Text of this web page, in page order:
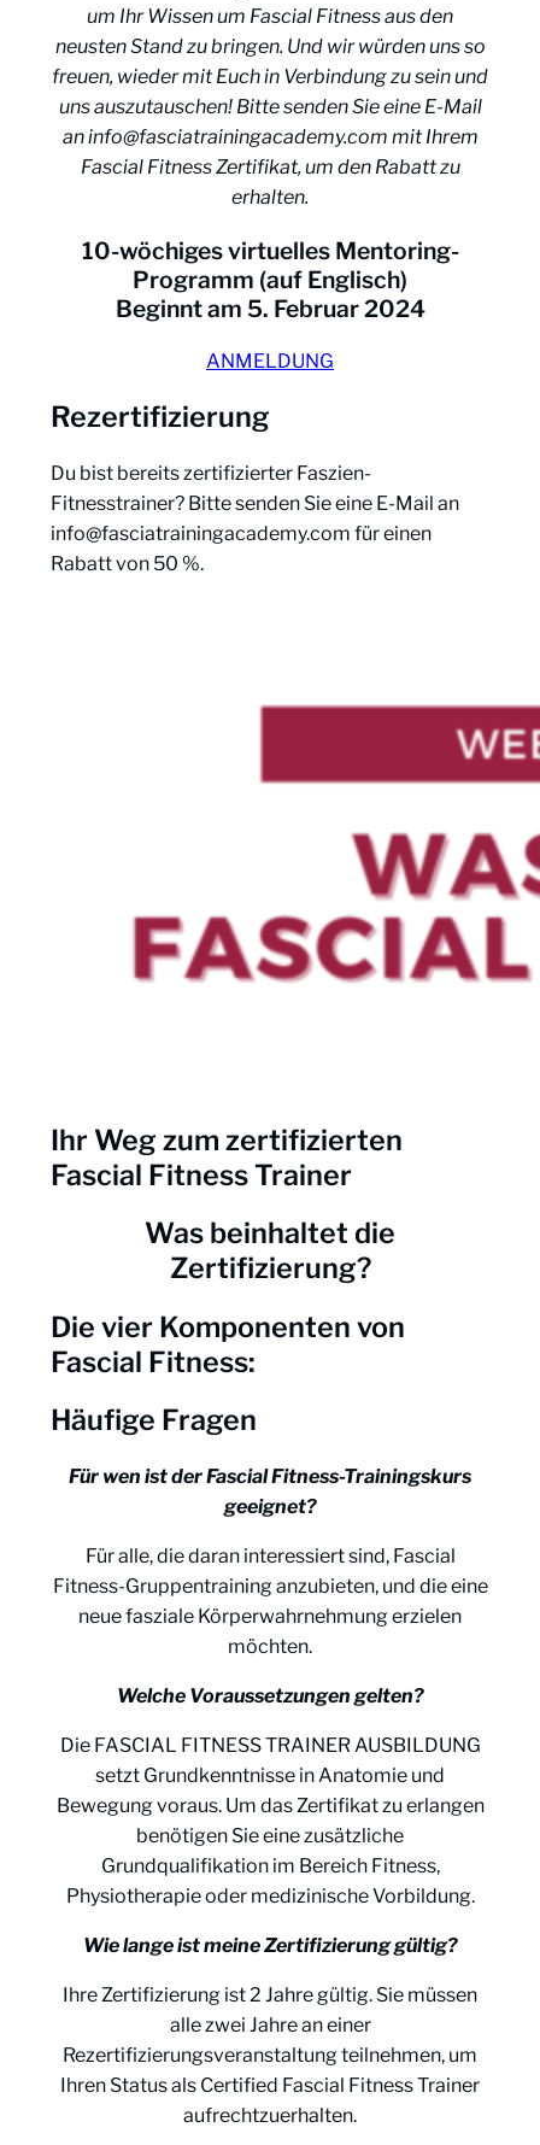
um Ihr Wissen um Fascial Fitness aus den
neusten Stand zu bringen. Und wir würden uns so
freuen, wieder mit Euch in Verbindung zu sein und
uns auszutauschen! Bitte senden Sie eine E-Mail
aninfo@fasciatrainingacademy.com mit Ihrem
Fascial Fitness Zertifikat, um den Rabatt zu
erhalten.
10-wöchiges virtuelles Mentoring-
Programm (auf Englisch)
Beginnt am 5. Februar 2024
ANMELDUNG
Rezertifizierung
Du bist bereits zertifizierter Faszien-
Fitnesstrainer? Bitte senden Sie eine E-Mail an
info@fasciatrainingacademy.com für einen
Rabatt von 50 %.
Ihr Weg zum zertifizierten
Fascial Fitness Trainer
Was beinhaltet die
Zertifizierung?
Die vier Komponenten von
Fascial Fitness:
Häufige Fragen
Für wen ist der Fascial Fitness-Trainingskurs
geeignet?
Für alle, die daran interessiert sind, Fascial
Fitness-Gruppentraining anzubieten, und die eine
neue fasziale Körperwahrnehmung erzielen
möchten.
Welche Voraussetzungen gelten?
Die FASCIAL FITNESS TRAINER AUSBILDUNG
setzt Grundkenntnisse in Anatomie und
Bewegung voraus. Um das Zertifikat zu erlangen
benötigen Sie eine zusätzliche
Grundqualifikation im Bereich Fitness,
Physiotherapie oder medizinische Vorbildung.
Wie lange ist meine Zertifizierung gültig?
Ihre Zertifizierung ist 2 Jahre gültig. Sie müssen
alle zwei Jahre an einer
Rezertifizierungsveranstaltung teilnehmen, um
Ihren Status als Certified Fascial Fitness Trainer
aufrechtzuerhalten.